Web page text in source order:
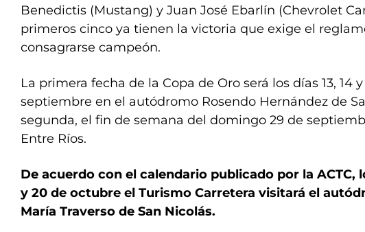
Benedictis (Mustang) y Juan José Ebarlín (Chevrolet
primeros cinco ya tienen la victoria que exige el
consagrarse campeón.
La primera fecha de la Copa de Oro será los días 13, 14 y
septiembre en el autódromo Rosendo Hernández de
segunda, el fin de semana del domingo 29 de
Entre Ríos.
De acuerdo con el calendario publicado por la ACTC,
y 20 de octubre el Turismo Carretera visitará el
María Traverso de San Nicolás.